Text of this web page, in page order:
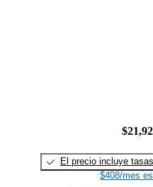
El precio incluye tasas
$408/mes